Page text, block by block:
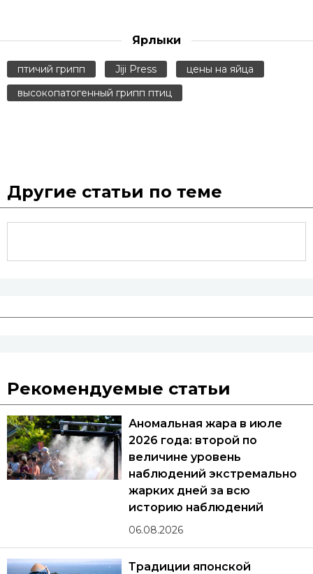
Ярлыки
птичий грипп Jiji Press
цены на яйца
высокопатогенный грипп птиц
Другие статьи по теме
Рекомендуемые статьи
Аномальная жара в июле
2026 года: второй по
величине уровень
наблюдений экстремально
жарких дней за всю
историю наблюдений
06.08.2026
Традиции японской